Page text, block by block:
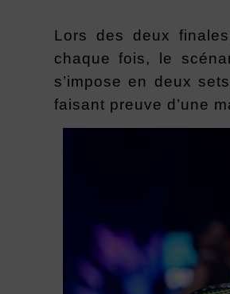
Lors des deux
chaque fois, le
s’impose en deux
faisant preuve d’une